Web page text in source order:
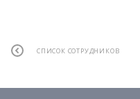
СПИСОК СОТРУДНИКОВ